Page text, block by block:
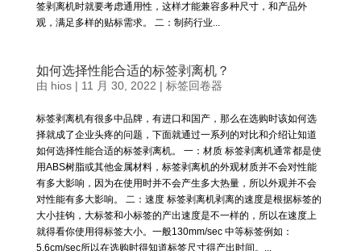
签剥离机时就要考虑通用性，这样才能兼容多种尺寸，和产品外
观，满足多样的贴标需求。 二：制药行业...
如何选择性能合适的标签剥离机？
由 hios| 11 月 30, 2022 | 标签回卷器
标签剥离机有很多中品牌，有进口和国产，那么在选购时该如何选
择就成了企业头疼的问题，下面就通过一系列的对比和介绍让知道
如何选择性能合适的标签剥离机。 一：材质 标签剥离机通常都是使
用ABS树脂或其他金属材料，标签剥离机的外观材质并不会对性能
有多大影响，因为在使用时并不会产生多大热量，所以外观并不会
对性能有多大影响。 二：速度 标签剥离机剥离的速度是根据标签的
大小挂钩，大标签和小标签的产出速度是不一样的，所以在速度上
就得看你使用得标签大小。一般130mm/sec 中等标签例如：
5.6cm/sec所以在选购时得知道标签尺寸得产出时间。...